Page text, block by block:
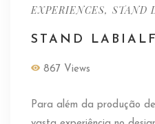
EXPERIENCES, STAND
STAND
867 Views
Para além da produção